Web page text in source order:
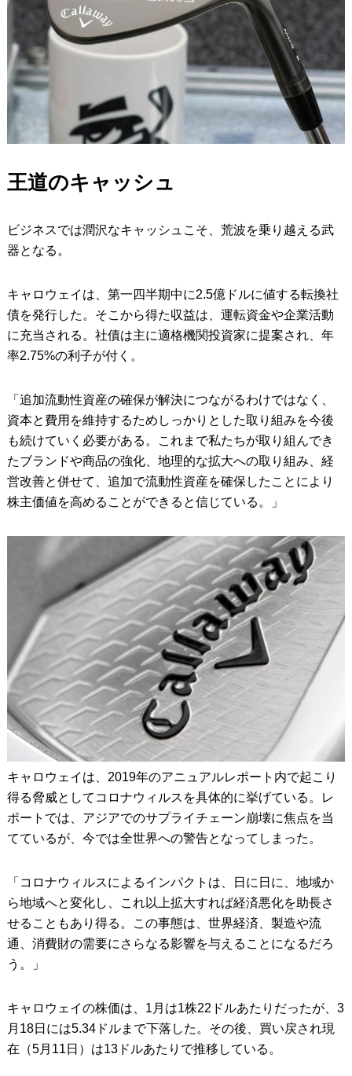
王道のキャッシュ
ビジネスでは潤沢なキャッシュこそ、荒波を乗り越える武
器となる。
キャロウェイは、第一四半期中に2.5億ドルに値する転換社
債を発行した。そこから得た収益は、運転資金や企業活動
に充当される。社債は主に適格機関投資家に提案され、年
率2.75%の利子が付く。
「追加流動性資産の確保が解決につながるわけではなく、
資本と費用を維持するためしっかりとした取り組みを今後
も続けていく必要がある。これまで私たちが取り組んでき
たブランドや商品の強化、地理的な拡大への取り組み、経
営改善と併せて、追加で流動性資産を確保したことにより
株主価値を高めることができると信じている。」
キャロウェイは、2019年のアニュアルレポート内で起こり
得る脅威としてコロナウィルスを具体的に挙げている。レ
ポートでは、アジアでのサプライチェーン崩壊に焦点を当
てているが、今では全世界への警告となってしまった。
「コロナウィルスによるインパクトは、日に日に、地域か
ら地域へと変化し、これ以上拡大すれば経済悪化を助長さ
せることもあり得る。この事態は、世界経済、製造や流
通、消費財の需要にさらなる影響を与えることになるだろ
う。」
キャロウェイの株価は、1月は1株22ドルあたりだったが、3
月18日には5.34ドルまで下落した。その後、買い戻され現
在（5月11日）は13ドルあたりで推移している。